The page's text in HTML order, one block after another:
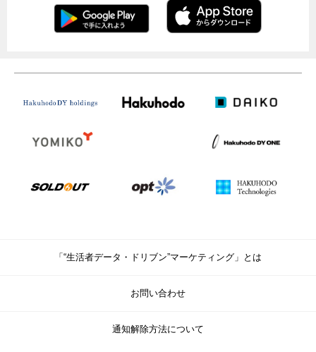
「“生活者データ・ドリブン”マーケティング」とは
お問い合わせ
通知解除方法について